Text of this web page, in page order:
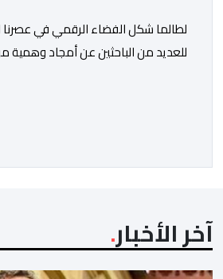
لطالما شكل الفضاء الرقمي في عصرنا
للعديد من الباحثين عن أمجاد وهمية
يقتات على استعطاف الجماهير
آخر الأخبار